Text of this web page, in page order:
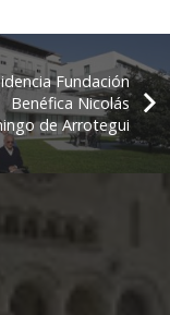
Fundación
Benéfica Nicolás
de Arrotegui